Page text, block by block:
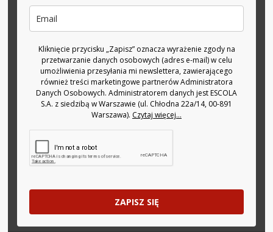
Kliknięcie przycisku „Zapisz” oznacza wyrażenie zgody na
przetwarzanie danych osobowych (adres e-mail) w celu
umożliwienia przesyłania mi newslettera, zawierającego
również treści marketingowe partnerów Administratora
Danych Osobowych. Administratorem danych jest ESCOLA
S.A. z siedzibą w Warszawie (ul. Chłodna 22a/14, 00-891
Warszawa). Czytaj więcej...
ZAPISZ SIĘ